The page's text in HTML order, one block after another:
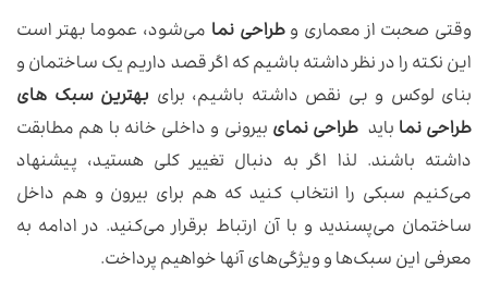
وقتی صحبت از معماری وطراحی نما می‌شود، عموما بهتر است
این نکته را در نظر داشته باشیم که اگر قصد داریم یک ساختمان و
بنای لوکس و بی نقص داشته باشیم، برای بهترین سبک های
طراحی نما باید طراحی نمای بیرونی و داخلی خانه با هم مطابقت
داشته باشند. لذا اگر به دنبال تغییر کلی هستید، پیشنهاد
می‌کنیم سبکی را انتخاب کنید که هم برای بیرون و هم داخل
ساختمان می‌پسندید و با آن ارتباط برقرار می‌کنید. در ادامه به
معرفی این سبک‌ها و ویژگی‌های آنها خواهیم پرداخت.